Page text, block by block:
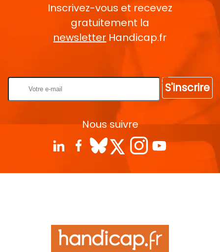
Inscrivez-vous et recevez
gratuitement la
newsletter Handicap.fr
S'inscrire
Nous suivre